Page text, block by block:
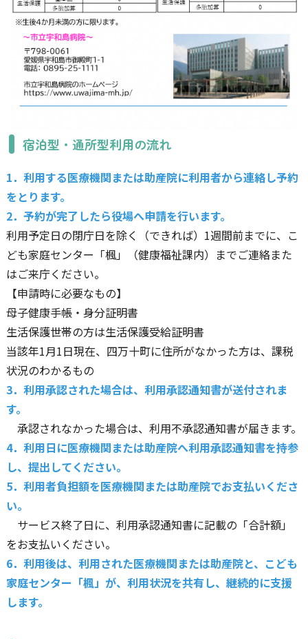
宿泊型・通所型利用の流れ
1．利用する医療機関または助産院に利用者から連絡し予約
をとります。
2．予約が完了したら役場へ申請を行います。
利用予定日の閉庁日を除く（できれば）1週間前までに、こ
ども家庭センター「楓」（健康福祉課内）までご連絡また
はご来庁ください。
【申請時に必要なもの】
母子健康手帳・身分証明書
生活保護世帯の方は生活保護受給証明書
当該年1月1日現在、四万十町に住所がなかった方は、課税
状況のわかるもの
3．利用承認された場合は、利用承認通知書が送付されま
す。
承認されなかった場合は、利用不承認通知書が届きます。
4．利用日に医療機関または助産院へ利用承認通知書を持参
し、提出してください。
5．利用者負担額を医療機関または助産院でお支払いくださ
い。
サービス終了日に、利用承認通知書に記載の「合計額」
をお支払いください。
6．利用後は、利用された医療機関または助産院と、こども
家庭センター「楓」が、利用状況を共有し、継続的に支援
します。